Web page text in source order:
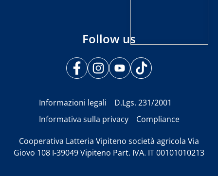
Follow us
Informazioni legali
D.Lgs. 231/2001
Informativa sulla privacy
Compliance
Cooperativa Latteria Vipiteno società agricola Via
Giovo 108 I-39049 Vipiteno Part. IVA. IT 00101010213